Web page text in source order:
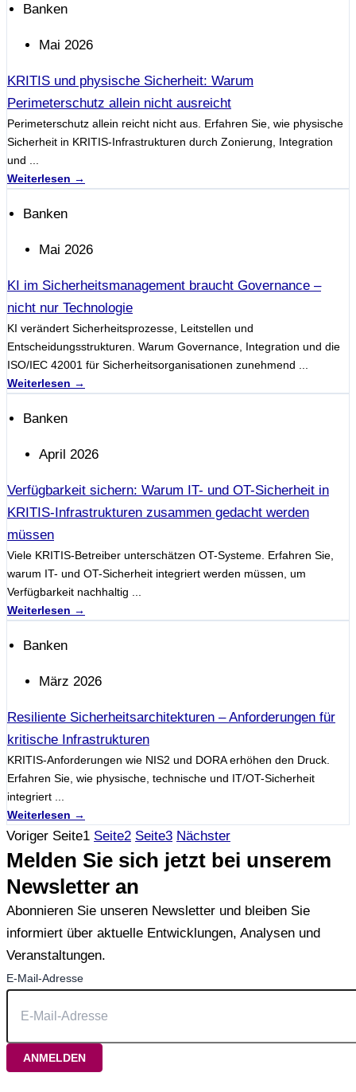
Banken
Mai 2026
KRITIS und physische Sicherheit: Warum
Perimeterschutz allein nicht ausreicht
Perimeterschutz allein reicht nicht aus. Erfahren Sie, wie physische
Sicherheit in KRITIS-Infrastrukturen durch Zonierung, Integration
und ...
Weiterlesen →
Banken
Mai 2026
KI im Sicherheitsmanagement braucht Governance –
nicht nur Technologie
KI verändert Sicherheitsprozesse, Leitstellen und
Entscheidungsstrukturen. Warum Governance, Integration und die
ISO/IEC 42001 für Sicherheitsorganisationen zunehmend ...
Weiterlesen →
Banken
April 2026
Verfügbarkeit sichern: Warum IT- und OT-Sicherheit in
KRITIS-Infrastrukturen zusammen gedacht werden
müssen
Viele KRITIS-Betreiber unterschätzen OT-Systeme. Erfahren Sie,
warum IT- und OT-Sicherheit integriert werden müssen, um
Verfügbarkeit nachhaltig ...
Weiterlesen →
Banken
März 2026
Resiliente Sicherheitsarchitekturen – Anforderungen für
kritische Infrastrukturen
KRITIS-Anforderungen wie NIS2 und DORA erhöhen den Druck.
Erfahren Sie, wie physische, technische und IT/OT-Sicherheit
integriert ...
Weiterlesen →
Voriger Seite1 Seite2 Seite3 Nächster
Melden Sie sich jetzt bei unserem
Newsletter an
Abonnieren Sie unseren Newsletter und bleiben Sie
informiert über aktuelle Entwicklungen, Analysen und
Veranstaltungen.
E-Mail-Adresse